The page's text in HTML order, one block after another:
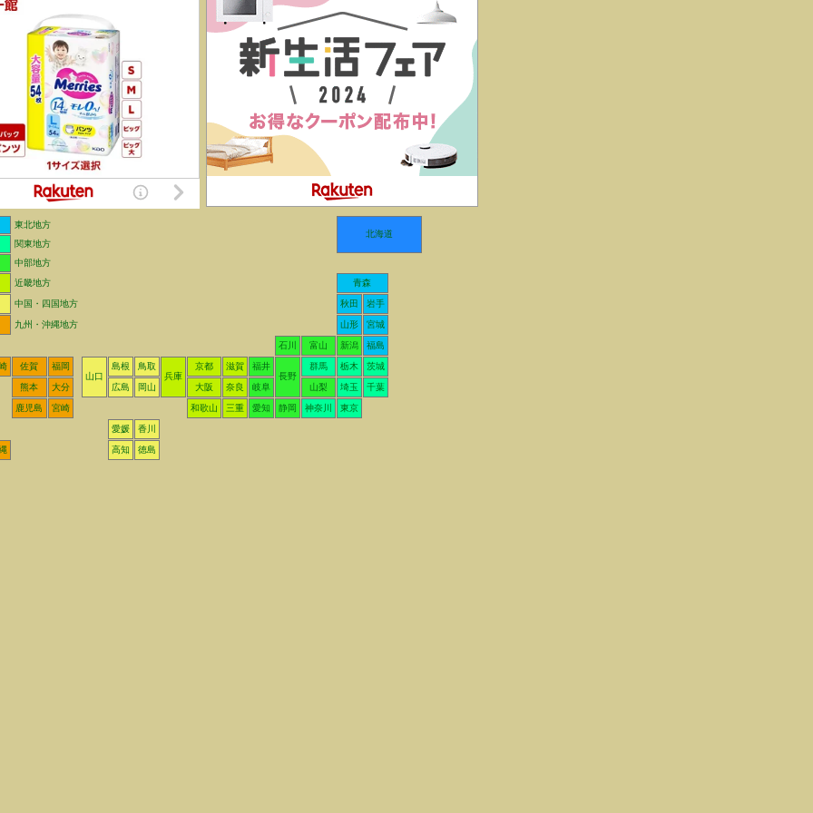
東北地方
北海道
関東地方
中部地方
近畿地方
青森
中国・四国地方 秋田 岩手
九州・沖縄地方 山形 宮城
石川 富山 新潟 福島
佐賀
福岡
山口
島根
鳥取
兵庫
京都 滋賀
福井
長野
群馬 栃木 茨城
熊本 大分 広島 岡山 大阪 奈良 岐阜 山梨 埼玉 千葉
鹿児島 宮崎 和歌山 三重 愛知 静岡 神奈川 東京
愛媛 香川
高知 徳島